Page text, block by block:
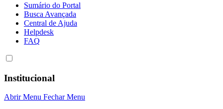
Sumário do Portal
Busca Avançada
Central de Ajuda
Helpdesk
FAQ
Institucional
Abrir Menu Fechar Menu